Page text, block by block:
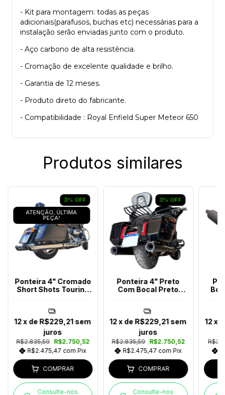
- Kit para montagem: todas as peças
adicionais(parafusos, buchas etc) necessárias para a
instalação serão enviadas junto com o produto.
- Aço carbono de alta resistência.
- Cromação de excelente qualidade e brilho.
- Garantia de 12 meses.
- Produto direto do fabricante.
- Compatibilidade : Royal Enfield Super Meteor 650
Produtos similares
3% OFF
ATENÇÃO, ÚLTIMA
PEÇA!
Ponteira 4" Cromado
Short Shots Touring
R$2.835,59 R$2.750,52
R$2.475,47 com Pix
12 x de R$229,21 sem
juros
COMPRAR
Consulte-nos
3% OFF
Ponteira 4" Preto
Com Bocal Preto
R$2.835,59 R$2.750,52
R$2.475,47 com Pix
12 x de R$229,21 sem
juros
COMPRAR
Consulte-nos
12 x